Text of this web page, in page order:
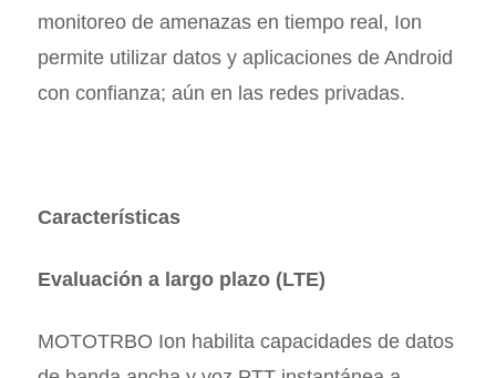
monitoreo de amenazas en tiempo real, Ion
permite utilizar datos y aplicaciones de Android
con confianza; aún en las redes privadas.
Características
Evaluación a largo plazo (LTE)
MOTOTRBO Ion habilita capacidades de datos